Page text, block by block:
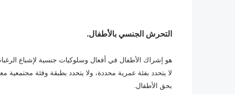
التحرش الجنسي بالأطفال.
هو إشراك الأطفال في أفعال وسلوكيات جنسية لإشباع
لا يتحدد بفئة عمرية محددة، ولا يتحدد بطبقة وفئة
بحق الأطفال.